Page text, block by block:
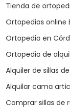
Tienda de
Ortopedias online
Ortopedia en
Ortopedia de
Alquiler de sillas
Alquilar cama
Comprar sillas de